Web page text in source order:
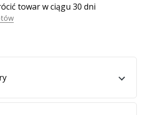
towar w ciągu 30 dni